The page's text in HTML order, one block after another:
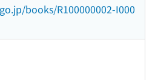
books/R100000002-I000